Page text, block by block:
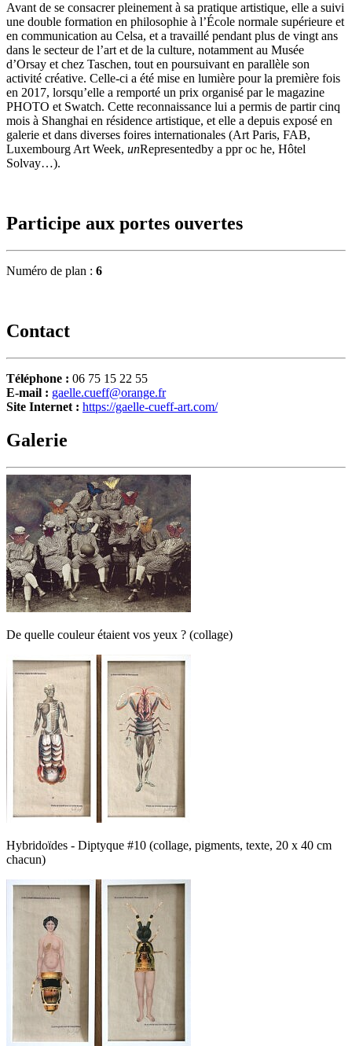
Avant de se consacrer pleinement à sa pratique artistique, elle a suivi
une double formation en philosophie à l’École normale supérieure et
en communication au Celsa, et a travaillé pendant plus de vingt ans
dans le secteur de l’art et de la culture, notamment au Musée
d’Orsay et chez Taschen, tout en poursuivant en parallèle son
activité créative. Celle-ci a été mise en lumière pour la première fois
en 2017, lorsqu’elle a remporté un prix organisé par le magazine
PHOTO et Swatch. Cette reconnaissance lui a permis de partir cinq
mois à Shanghai en résidence artistique, et elle a depuis exposé en
galerie et dans diverses foires internationales (Art Paris, FAB,
Luxembourg Art Week, unRepresentedby a ppr oc he, Hôtel
Solvay…).
Participe aux portes ouvertes
Numéro de plan : 6
Contact
Téléphone : 06 75 15 22 55
E-mail : gaelle.cueff@orange.fr
Site Internet : https://gaelle-cueff-art.com/
Galerie
De quelle couleur étaient vos yeux ? (collage)
Hybridoïdes - Diptyque #10 (collage, pigments, texte, 20 x 40 cm
chacun)